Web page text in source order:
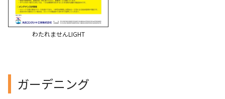
わたれませんLIGHT
ガーデニング